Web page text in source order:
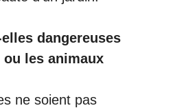
dangereuses
les animaux
ne soient pas